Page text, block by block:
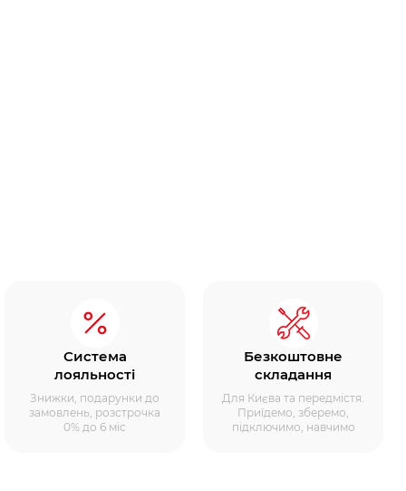
Система
лояльності
Знижки, подарунки до
замовлень, розстрочка
0% до 6 міс
Безкоштовне
складання
Для Києва та передмістя.
Приїдемо, зберемо,
підключимо, навчимо